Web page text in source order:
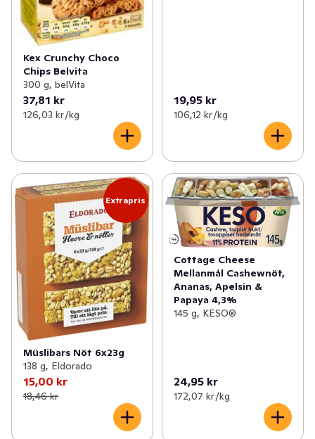
Kex Crunchy Choco
Chips Belvita
300 g, belVita
37,81 kr
126,03 kr /kg
19,95 kr
106,12 kr /kg
Extrapris
Müslibars Nöt 6x23g
138 g, Eldorado
15,00 kr
18,46 kr
Cottage Cheese
Mellanmål Cashewnöt,
Ananas, Apelsin &
Papaya 4,3%
145 g, KESO®
24,95 kr
172,07 kr /kg